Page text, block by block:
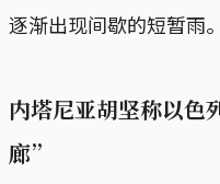
逐渐出现间歇的短暂雨。
内塔尼亚胡坚称以
廊”